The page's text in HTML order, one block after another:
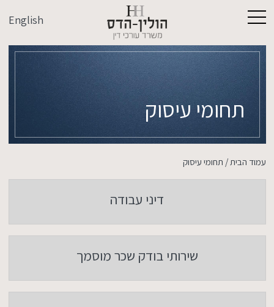
English
תחומי עיסוק
עמוד הבית / תחומי עיסוק
דיני עבודה
שירותי בודק שכר מוסמך